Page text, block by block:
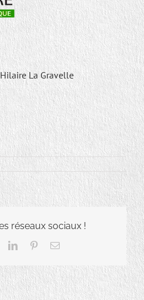
La Gravelle
réseaux sociaux !
TwitterLinkedInPinterestEmail